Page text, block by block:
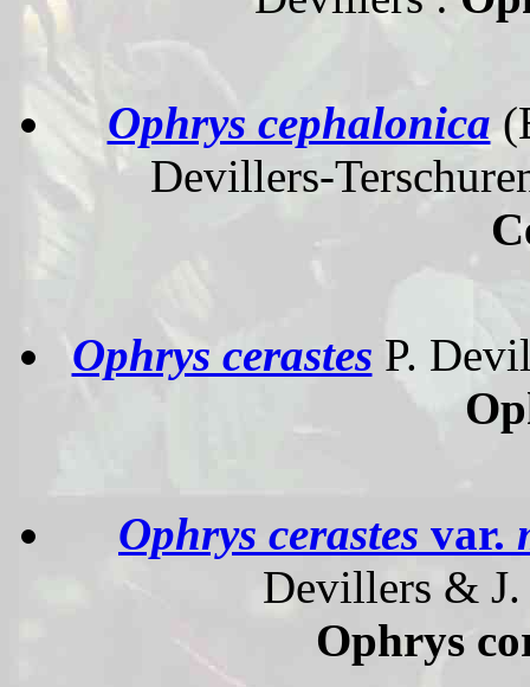
Ophrys cephalonica
Devillers-
Ophrys cerastes P.
Ophrys cerastes var.
Devillers & J.
Ophrys